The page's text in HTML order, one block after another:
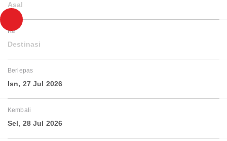
Asal
Ke
Destinasi
Berlepas
Isn, 27 Jul 2026
Kembali
Sel, 28 Jul 2026